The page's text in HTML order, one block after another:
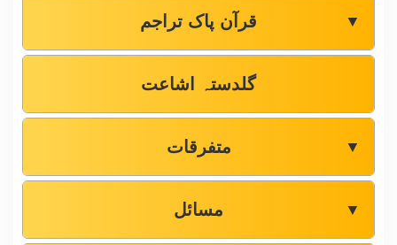
قرآن پاک تراجم ▼
گلدستہ اشاعت
متفرقات ▼
مسائل ▼